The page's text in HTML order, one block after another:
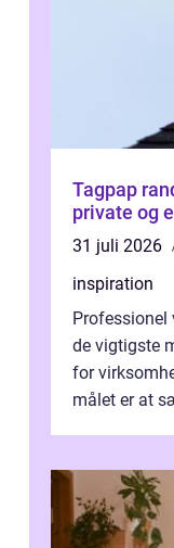
Tagpap randers
private og
31 juli 2026
inspiration
Professionel
de vigtigste
for
målet er at